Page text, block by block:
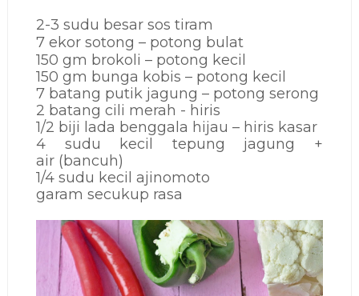
2-3 sudu besar sos tiram
7 ekor sotong – potong bulat
150 gm brokoli – potong kecil
150 gm bunga kobis – potong kecil
7 batang putik jagung – potong serong
2 batang cili merah - hiris
1/2 biji lada benggala hijau – hiris kasar
4 sudu kecil tepung jagung +
air (bancuh)
1/4 sudu kecil ajinomoto
garam secukup rasa